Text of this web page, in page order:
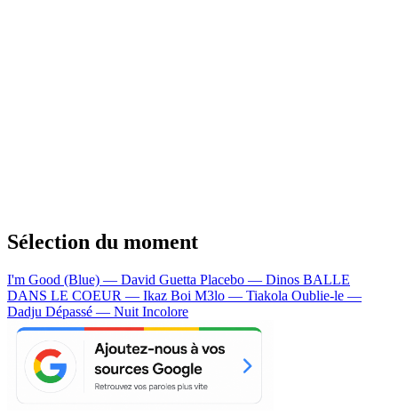
Sélection du moment
I'm Good (Blue) — David Guetta Placebo — Dinos BALLE
DANS LE COEUR — Ikaz Boi M3lo — Tiakola Oublie-le —
Dadju Dépassé — Nuit Incolore